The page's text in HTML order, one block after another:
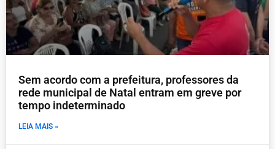
​Sem acordo com a prefeitura, professores da
rede municipal de Natal entram em greve por
tempo indeterminado
LEIA MAIS »